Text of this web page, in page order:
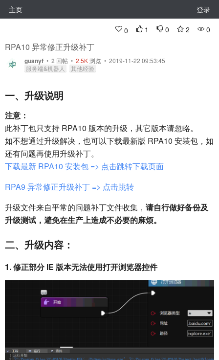
主页 登录
0 1 0 2 0
RPA10 异常修正升级补丁
guanyf • 2 回帖 • 2.5K浏览 • 2019-11-22 09:53:45
服务端&机器人
其他经验
一、升级说明
注意：
此补丁包只支持 RPA10 版本的升级，其它版本请忽略。
如不想通过升级解决，也可以下载最新版 RPA10 安装包，如
还有问题再使用升级补丁。
下载最新 RPA10 安装包 => 点击跳转下载页面
RPA9 异常修正升级补丁 => 点击跳转
升级文件来自平常的问题补丁文件收集， 请自行做好备份及
升级测试，避免在生产上造成不必要的麻烦。
二、升级内容：
1. 修正部分 IE 版本无法使用打开浏览器控件